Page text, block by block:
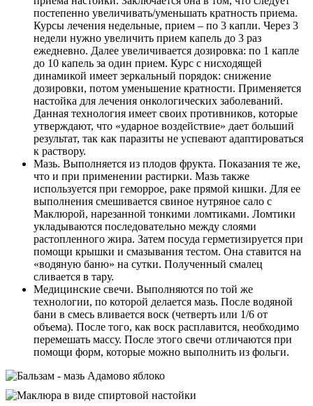
постепенно увеличивать/уменьшать кратность приема.
Курсы лечения недельные, прием – по 3 капли. Через 3
недели нужно увеличить прием капель до 3 раз
ежедневно. Далее увеличивается дозировка: по 1 капле
до 10 капель за один прием. Курс с нисходящей
динамикой имеет зеркальный порядок: снижение
дозировки, потом уменьшение кратности. Применяется
настойка для лечения онкологических заболеваний.
Данная технология имеет своих противников, которые
утверждают, что «ударное воздействие» дает больший
результат, так как паразиты не успевают адаптироваться
к раствору.
Мазь. Выполняется из плодов фрукта. Показания те же,
что и при применении растирки. Мазь также
используется при геморрое, раке прямой кишки. Для ее
выполнения смешивается свиное нутряное сало с
Маклюрой, нарезанной тонкими ломтиками. Ломтики
укладываются последовательно между слоями
растопленного жира. Затем посуда герметизируется при
помощи крышки и смазывания тестом. Она ставится на
«водяную баню» на сутки. Полученный смалец
сливается в тару.
Медицинские свечи. Выполняются по той же
технологии, по которой делается мазь. После водяной
бани в смесь вливается воск (четверть или 1/6 от
объема). После того, как воск расплавится, необходимо
перемешать массу. После этого свечи отличаются при
помощи форм, которые можно выполнить из фольги.